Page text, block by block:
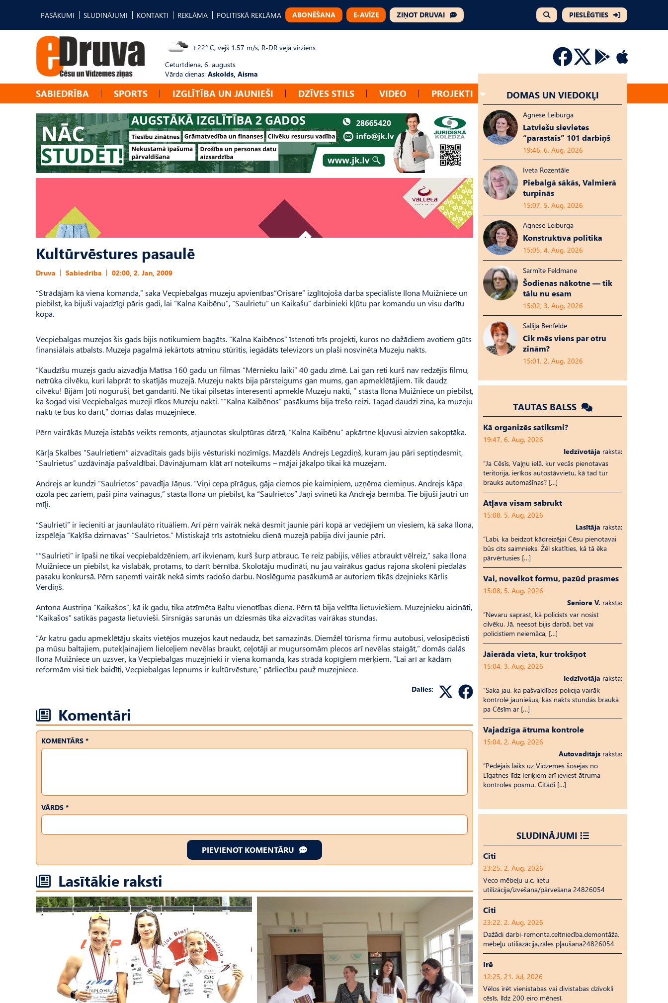
PASĀKUMI SLUDINĀJUMI KONTAKTI REKLĀMA POLITISKĀ REKLĀMA ABONĒŠANA E-AVĪZE ZIŅOT DRUVAI PIESLĒGTIES
+22° C, vējš 1.57 m/s, R-DR vēja virziens
Ceturtdiena, 6. augusts
Vārda dienas: Askolds, Aisma
SABIEDRĪBA SPORTS IZGLĪTĪBA UN JAUNIEŠI DZĪVES STILS VIDEO PROJEKTI
Kultūrvēstures pasaulē
Druva Sabiedrība 02:00, 2. Jan, 2009
“Strādājām kā viena komanda,” saka Vecpiebalgas muzeju apvienības”Orisāre” izglītojošā darba speciāliste Ilona Muižniece un
piebilst, ka bijuši vajadzīgi pāris gadi, lai “Kalna Kaibēnu”, “Saulrietu” un Kaikašu” darbinieki kļūtu par komandu un visu darītu
kopā.
Vecpiebalgas muzejos šis gads bijis notikumiem bagāts. “Kalna Kaibēnos” īstenoti trīs projekti, kuros no dažādiem avotiem gūts
finansiālais atbalsts. Muzeja pagalmā iekārtots atmiņu stūrītis, iegādāts televizors un plaši nosvinēta Muzeju nakts.
“Kaudzīšu muzejs gadu aizvadīja Matīsa 160 gadu un filmas “Mērnieku laiki” 40 gadu zīmē. Lai gan reti kurš nav redzējis filmu,
netrūka cilvēku, kuri labprāt to skatījās muzejā. Muzeju nakts bija pārsteigums gan mums, gan apmeklētājiem. Tik daudz
cilvēku! Bijām ļoti noguruši, bet gandarīti. Ne tikai pilsētās interesenti apmeklē Muzeju nakti, ” stāsta Ilona Muižniece un piebilst,
ka šogad visi Vecpiebalgas muzeji rīkos Muzeju nakti. “”Kalna Kaibēnos” pasākums bija trešo reizi. Tagad daudzi zina, ka muzeju
naktī te būs ko darīt,” domās dalās muzejniece.
Pērn vairākās Muzeja istabās veikts remonts, atjaunotas skulptūras dārzā, “Kalna Kaibēnu” apkārtne kļuvusi aizvien sakoptāka.
Kārļa Skalbes “Saulrietiem” aizvadītais gads bijis vēsturiski nozīmīgs. Mazdēls Andrejs Legzdiņš, kuram jau pāri septiņdesmit,
“Saulrietus” uzdāvināja pašvaldībai. Dāvinājumam klāt arī noteikums – mājai jākalpo tikai kā muzejam.
Andrejs ar kundzi “Saulrietos” pavadīja Jāņus. “Viņi cepa pīrāgus, gāja ciemos pie kaimiņiem, uzņēma ciemiņus. Andrejs kāpa
ozolā pēc zariem, paši pina vainagus,” stāsta Ilona un piebilst, ka “Saulrietos” Jāņi svinēti kā Andreja bērnībā. Tie bijuši jautri un
mīļi.
“Saulrieti” ir iecienīti ar jaunlaulāto rituāliem. Arī pērn vairāk nekā desmit jaunie pāri kopā ar vedējiem un viesiem, kā saka Ilona,
izspēlēja “Kaķīša dzirnavas” “Saulrietos.” Mistiskajā trīs astotnieku dienā muzejā pabija divi jaunie pāri.
“”Saulrieti” ir īpaši ne tikai vecpiebaldzēniem, arī ikvienam, kurš šurp atbrauc. Te reiz pabijis, vēlies atbraukt vēlreiz,” saka Ilona
Muižniece un piebilst, ka vislabāk, protams, to darīt bērnībā. Skolotāju mudināti, nu jau vairākus gadus rajona skolēni piedalās
pasaku konkursā. Pērn saņemti vairāk nekā simts radošo darbu. Noslēguma pasākumā ar autoriem tikās dzejnieks Kārlis
Vērdiņš.
Antona Austriņa “Kaikašos”, kā ik gadu, tika atzīmēta Baltu vienotības diena. Pērn tā bija veltīta lietuviešiem. Muzejnieku aicināti,
“Kaikašos” satikās pagasta lietuvieši. Sirsnīgās sarunās un dziesmās tika aizvadītas vairākas stundas.
“Ar katru gadu apmeklētāju skaits vietējos muzejos kaut nedaudz, bet samazinās. Diemžēl tūrisma firmu autobusi, velosipēdisti
pa mūsu baltajiem, putekļainajiem lielceļiem nevēlas braukt, ceļotāji ar mugursomām plecos arī nevēlas staigāt,” domās dalās
Ilona Muižniece un uzsver, ka Vecpiebalgas muzejnieki ir viena komanda, kas strādā kopīgiem mērķiem. “Lai arī ar kādām
reformām visi tiek baidīti, Vecpiebalgas lepnums ir kultūrvēsture,” pārliecību pauž muzejniece.
Dalies:
Komentāri
KOMENTĀRS *
VĀRDS *
PIEVIENOT KOMENTĀRU
Lasītākie raksti
DOMAS UN VIEDOKĻI
Agnese Leiburga
Latviešu sievietes
“parastais” 101 darbiņš
19:46, 6. Aug, 2026
Iveta Rozentāle
Piebalgā sākās, Valmierā
turpinās
15:07, 5. Aug, 2026
Agnese Leiburga
Konstruktīvā politika
15:05, 4. Aug, 2026
Sarmīte Feldmane
Šodienas nākotne — tik
tālu nu esam
15:02, 3. Aug, 2026
Sallija Benfelde
Cik mēs viens par otru
zinām?
15:01, 2. Aug, 2026
TAUTAS BALSS
Kā organizēs satiksmi?
19:47, 6. Aug, 2026
Iedzīvotāja raksta:
“Ja Cēsīs, Vaļņu ielā, kur vecās pienotavas
teritorija, ierīkos autostāvvietu, kā tad tur
brauks automašīnas? […]
Atļāva visam sabrukt
15:08, 5. Aug, 2026
Lasītāja raksta:
“Labi, ka beidzot kādreizējai Cēsu pienotavai
būs cits saimnieks. Žēl skatīties, kā tā ēka
pārvērtusies […]
Vai, novelkot formu, pazūd prasmes
15:08, 5. Aug, 2026
Seniore V. raksta:
“Nevaru saprast, kā policists var nosist
cilvēku. Jā, neesot bijis darbā, bet vai
policistiem neiemāca, […]
Jāierāda vieta, kur trokšņot
15:04, 3. Aug, 2026
Iedzīvotāja raksta:
“Saka jau, ka pašvaldības policija vairāk
kontrolē jauniešus, kas nakts stundās braukā
pa Cēsīm ar […]
Vajadzīga ātruma kontrole
15:04, 2. Aug, 2026
Autovadītājs raksta:
“Pēdējais laiks uz Vid­ze­mes šosejas no
Līgatnes līdz Ieriķiem arī ieviest ātruma
kontroles posmu. Citādi […]
SLUDINĀJUMI
Citi
23:25, 2. Aug, 2026
Veco mēbeļu u.c. lietu
utilizācija/izvešana/pārvešana 24826054
Citi
23:22, 2. Aug, 2026
Dažādi darbi-remonta,celtniecība,demontāža,
mēbeļu utiliāzācija,zāles pļaušana24826054
Īrē
12:25, 21. Jūl, 2026
Vēlos īrēt vienistabas vai divistabas dzīvokli
cēsīs, līdz 200 eiro mēnesī.